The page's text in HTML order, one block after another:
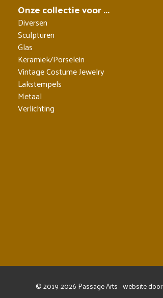
Onze collectie voor ...
Diversen
Sculpturen
Glas
Keramiek/Porselein
Vintage Costume Jewelry
Lakstempels
Metaal
Verlichting
© 2019-2026 Passage Arts - website door